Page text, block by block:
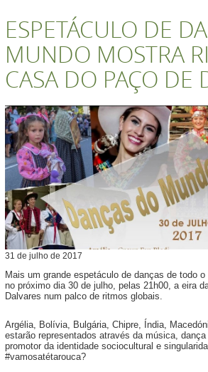
ESPETÁCULO DE
MUNDO MOSTRA
CASA DO PAÇO DE
31 de julho de 2017
Mais um grande espetáculo de danças de todo
no próximo dia 30 de julho, pelas 21h00, a eira
Dalvares num palco de ritmos globais.
Argélia, Bolívia, Bulgária, Chipre, Índia,
estarão representados através da música,
promotor da identidade sociocultural e
#vamosatétarouca?